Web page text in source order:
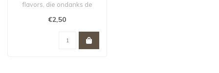
flavors, die ondanks de
naam doet vermoeden
€2,50